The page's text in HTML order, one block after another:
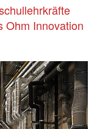
Ohm Innovation